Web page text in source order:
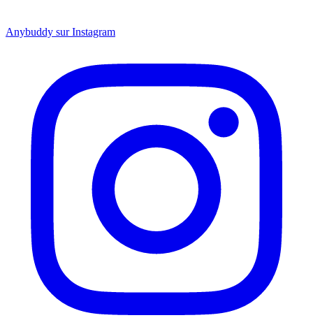
Anybuddy sur Instagram